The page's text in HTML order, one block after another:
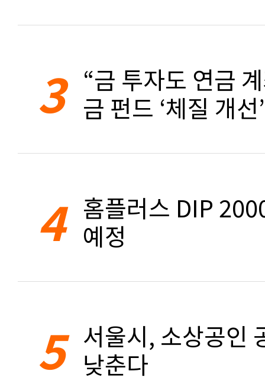
3 “금 투자도 연금
금 펀드 ‘체질 개선’
4 홈플러스 DIP
예정
5 서울시, 소상공인
낮춘다